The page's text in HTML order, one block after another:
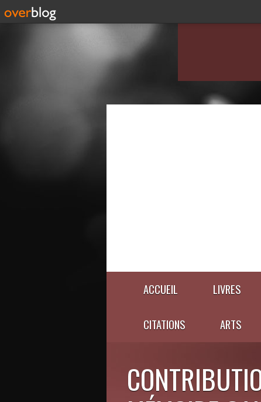
ACCUEIL LIVRES
CITATIONS ARTS